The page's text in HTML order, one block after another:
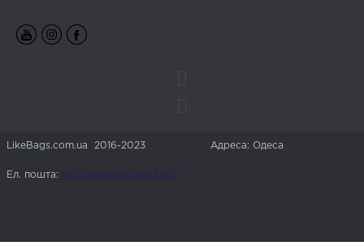
LikeBags.com.ua 2016-2023 Адреса: Одеса
Ел. пошта: info.likebags@gmail.com